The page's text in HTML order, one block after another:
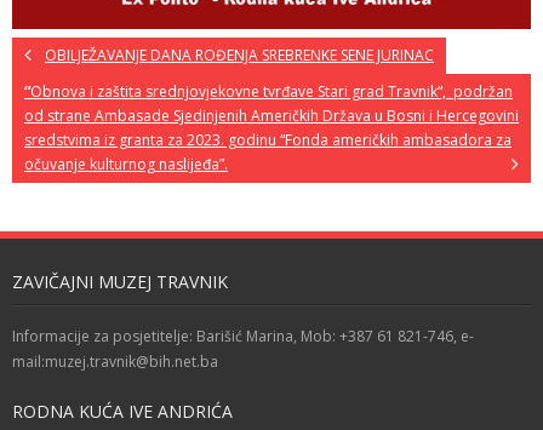
OBILJEŽAVANJE DANA ROĐENJA SREBRENKE SENE JURINAC
“Obnova i zaštita srednjovjekovne tvrđave Stari grad Travnik“, podržan
od strane Ambasade Sjedinjenih Američkih Država u Bosni i Hercegovini
sredstvima iz granta za 2023. godinu “Fonda američkih ambasadora za
očuvanje kulturnog naslijeđa”.
ZAVIČAJNI MUZEJ TRAVNIK
Informacije za posjetitelje: Barišić Marina, Mob: +387 61 821-746, e-
mail:muzej.travnik@bih.net.ba
RODNA KUĆA IVE ANDRIĆA